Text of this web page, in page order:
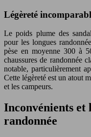
Légèreté
Le poids plume des
pour les longues
pèse en moyenne 300 à
chaussures de randonnée
notable, particulièrement
Cette légèreté est un atout
et les campeurs.
Inconvénients et
randonnée